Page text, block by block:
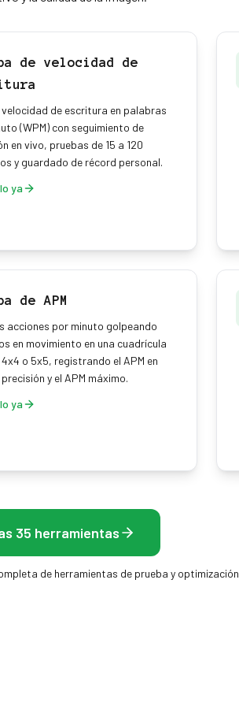
de velocidad de
velocidad de escritura en palabras
(WPM) con seguimiento de
en vivo, pruebas de 15 a 120
y guardado de récord personal.
ya
de APM
acciones por minuto golpeando
en movimiento en una cuadrícula
4x4 o 5x5, registrando el APM en
y el APM máximo.
ya
35 herramientas
de herramientas de prueba y optimización